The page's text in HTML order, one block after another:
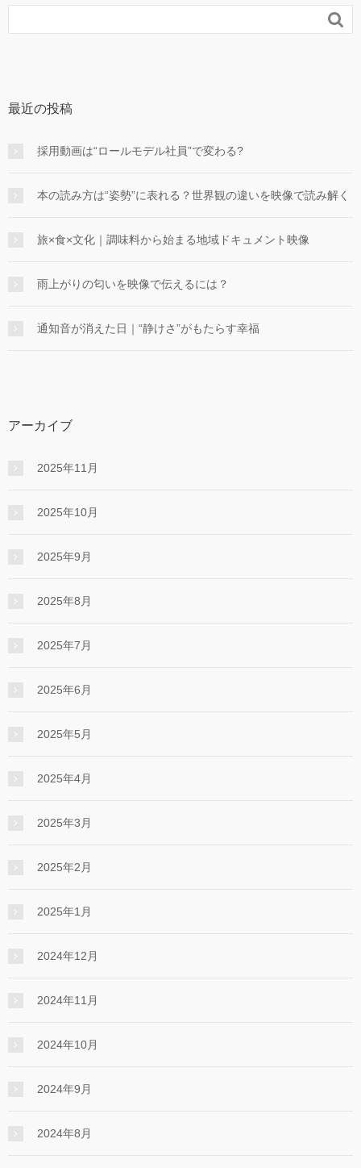

最近の投稿
採用動画は“ロールモデル社員”で変わる?
本の読み方は“姿勢”に表れる？世界観の違いを映像で読み解く
旅×食×文化｜調味料から始まる地域ドキュメント映像
雨上がりの匂いを映像で伝えるには？
通知音が消えた日｜“静けさ”がもたらす幸福
アーカイブ
2025年11月
2025年10月
2025年9月
2025年8月
2025年7月
2025年6月
2025年5月
2025年4月
2025年3月
2025年2月
2025年1月
2024年12月
2024年11月
2024年10月
2024年9月
2024年8月